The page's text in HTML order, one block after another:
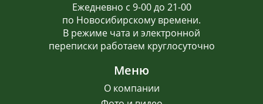
Ежедневно с 9-00 до 21-00
по Новосибирскому времени.
В режиме чата и электронной
переписки работаем круглосуточно
Меню
О компании